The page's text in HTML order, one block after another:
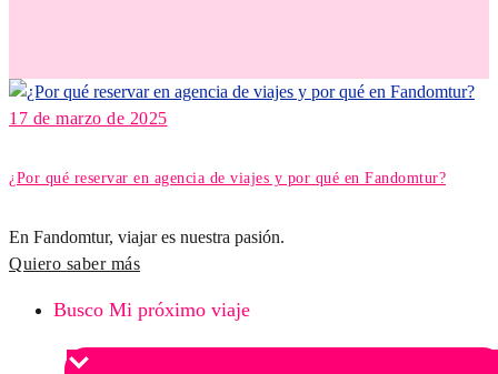
17 de marzo de 2025
¿Por qué reservar en agencia de viajes y por qué en Fandomtur?
En Fandomtur, viajar es nuestra pasión.
Quiero saber más
Busco Mi próximo viaje